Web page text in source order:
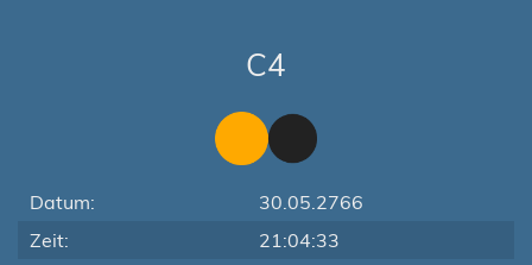
C4
Datum:
30.05.2766
Zeit:
21:04:33